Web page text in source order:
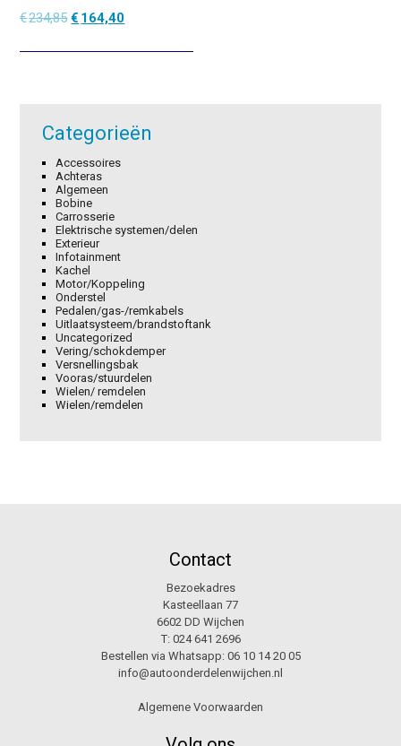
€234,85Oorspronkelijke
was:
€ 164,40Huidige
is:
Categorieën
Accessoires
Achteras
Algemeen
Bobine
Carrosserie
Elektrische systemen/delen
Exterieur
Infotainment
Kachel
Motor/Koppeling
Onderstel
Pedalen/gas-/remkabels
Uitlaatsysteem/brandstoftank
Uncategorized
Vering/schokdemper
Versnellingsbak
Vooras/stuurdelen
Wielen/ remdelen
Wielen/remdelen
Contact
Bezoekadres
Kasteellaan 77
6602 DD Wijchen
T: 024 641 2696
Bestellen via Whatsapp: 06 10 14 20 05
info@autoonderdelenwijchen.nl
Algemene Voorwaarden